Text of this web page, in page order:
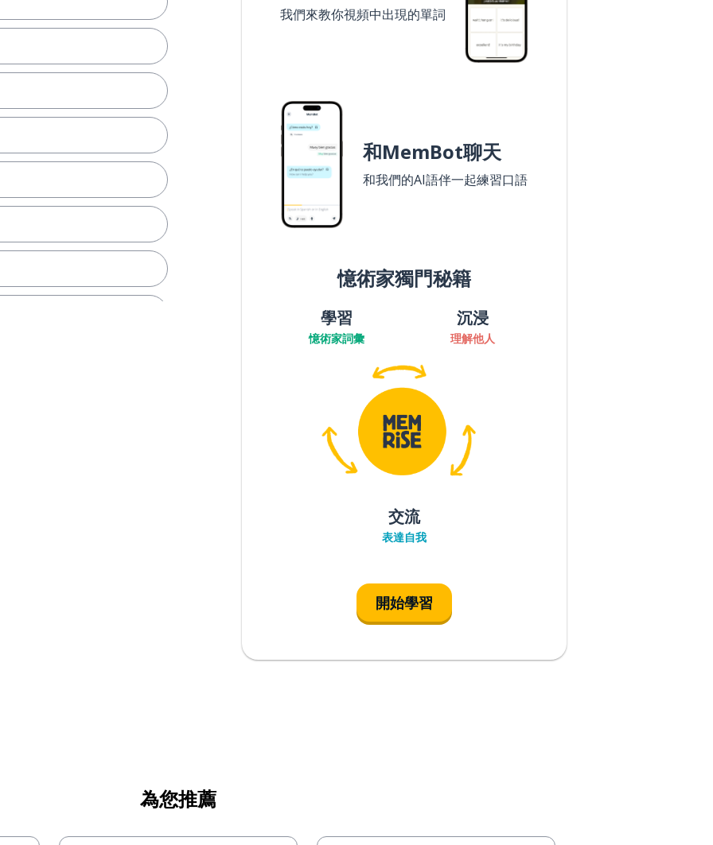
？
我們來教你視頻中出現的單詞
和MemBot聊天
和我們的AI語伴一起練習口語
憶術家獨門秘籍
學習
憶術家詞彙
沉浸
理解他人
交流
表達自我
開始學習
為您推薦